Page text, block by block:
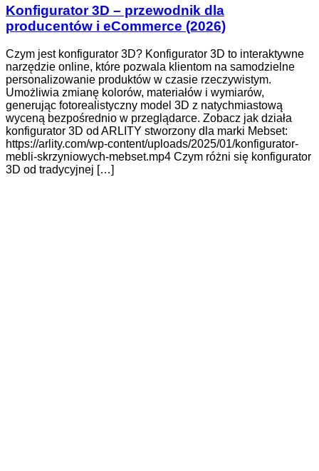
Konfigurator 3D – przewodnik dla
producentów i eCommerce (2026)
Czym jest konfigurator 3D? Konfigurator 3D to interaktywne
narzędzie online, które pozwala klientom na samodzielne
personalizowanie produktów w czasie rzeczywistym.
Umożliwia zmianę kolorów, materiałów i wymiarów,
generując fotorealistyczny model 3D z natychmiastową
wyceną bezpośrednio w przeglądarce. Zobacz jak działa
konfigurator 3D od ARLITY stworzony dla marki Mebset:
https://arlity.com/wp-content/uploads/2025/01/konfigurator-
mebli-skrzyniowych-mebset.mp4 Czym różni się konfigurator
3D od tradycyjnej […]